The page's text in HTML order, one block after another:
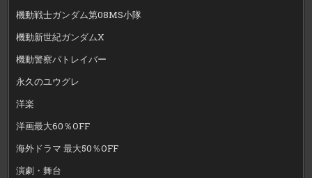
機動戦士ガンダム第08MS小隊
機動新世紀ガンダムX
機動警察パトレイバー
永久のユウグレ
洋楽
洋画最大60％OFF
海外ドラマ 最大50％OFF
演劇・舞台